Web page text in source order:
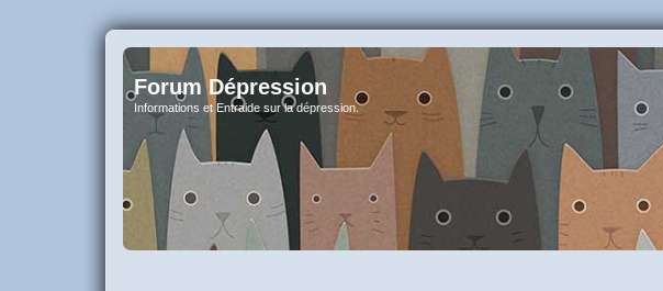
Forum Dépression
Informations et Entraide sur la dépression.